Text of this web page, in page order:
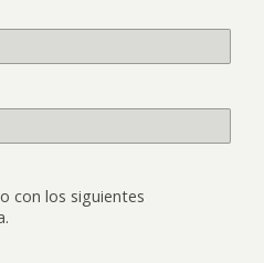
con los siguientes